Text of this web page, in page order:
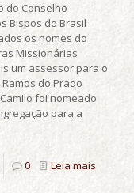
do Conselho
Bispos do Brasil
os nomes do
Missionárias
um assessor para o
do Prado
foi nomeado
para a
0 Leia mais